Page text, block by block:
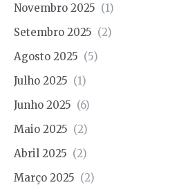
Novembro 2025 (1)
Setembro 2025 (2)
Agosto 2025 (5)
Julho 2025 (1)
Junho 2025 (6)
Maio 2025 (2)
Abril 2025 (2)
Março 2025 (2)